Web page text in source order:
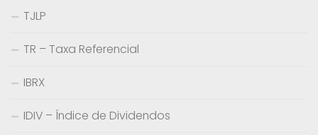
TJLP
TR – Taxa Referencial
IBRX
IDIV – Índice de Dividendos